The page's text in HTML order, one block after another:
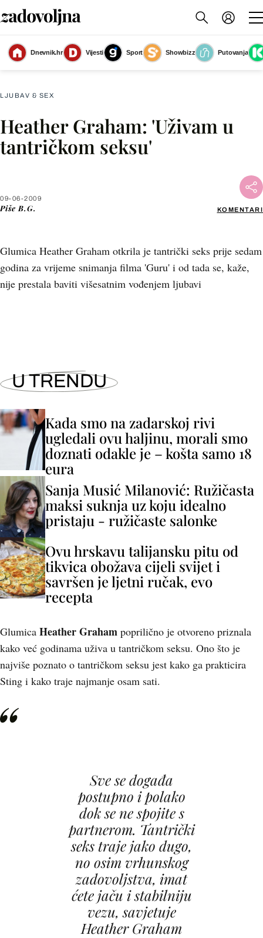
Dnevnik.hr Vijesti Sport Showbizz
Putovanja
Slika nije dostupna
LJUBAV & SEX
Heather Graham: 'Uživam u
tantričkom seksu'
09-06-2009
Piše B.G. KOMENTARI
Glumica Heather Graham otkrila je tantrički seks prije sedam
godina za vrijeme snimanja filma 'Guru' i od tada se, kaže,
nije prestala baviti višesatnim vođenjem ljubavi
Facebook
U TRENDU
Kada smo na zadarskoj rivi
ugledali ovu haljinu, morali smo
doznati odakle je – košta samo 18
eura
Sanja Musić Milanović: Ružičasta
maksi suknja uz koju idealno
pristaju - ružičaste salonke
Ovu hrskavu talijansku pitu od
tikvica obožava cijeli svijet i
savršen je ljetni ručak, evo
recepta
Glumica Heather Graham poprilično je otvoreno priznala
kako već godinama uživa u tantričkom seksu. Ono što je
najviše poznato o tantričkom seksu jest kako ga prakticira
Sting i kako traje najmanje osam sati.
Sve se događa
postupno i polako
dok se ne spojite s
partnerom. Tantrički
seks traje jako dugo,
no osim vrhunskog
zadovoljstva, imat
ćete jaču i stabilniju
vezu, savjetuje
Heather Graham